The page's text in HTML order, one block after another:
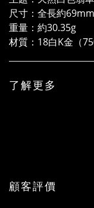
尺寸：全長約
重量：約30.35g
材質：18白K金（
了解更多
顧客評價